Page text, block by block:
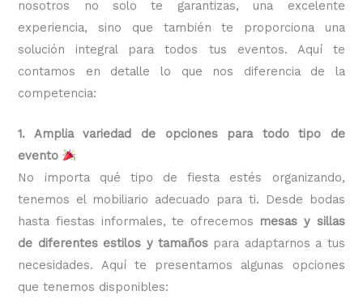
nosotros no solo te garantizas, una excelente
experiencia, sino que también te proporciona una
solución integral para todos tus eventos. Aquí te
contamos en detalle lo que nos diferencia de la
competencia:
1. Amplia variedad de opciones para todo tipo de
evento
No importa qué tipo de fiesta estés organizando,
tenemos el mobiliario adecuado para ti. Desde bodas
hasta fiestas informales, te ofrecemos mesas y sillas
de diferentes estilos y tamaños para adaptarnos a tus
necesidades. Aquí te presentamos algunas opciones
que tenemos disponibles: